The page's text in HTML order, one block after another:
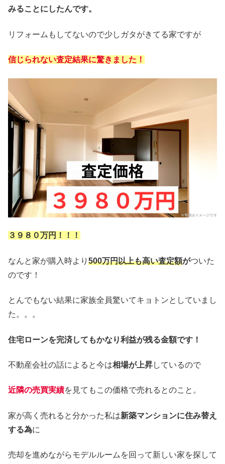
みることにしたんです。
リフォームもしてないので少しガタがきてる家ですが
信じられない査定結果に驚きました！
３９８０万円！！！
なんと家が購入時より 500万円以上も高い査定額がついた
のです！
とんでもない結果に家族全員驚いてキョトンとしていまし
た。。。
住宅ローンを完済してもかなり利益が残る金額です！
不動産会社の話によると今は相場が上昇しているので
近隣の売買実績を見てもこの価格で売れるとのこと。
家が高く売れると分かった私は新築マンションに住み替え
する為に
売却を進めながらモデルルームを回って新しい家を探して